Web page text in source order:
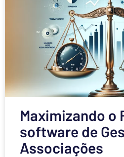
Maximizando o
software de
Associações